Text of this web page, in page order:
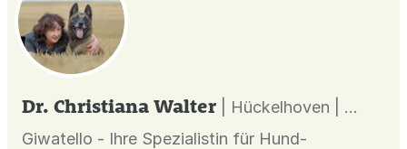
Dr. Christiana Walter
| Hückelhoven |
Giwatello - Ihre Spezialistin für Hund-